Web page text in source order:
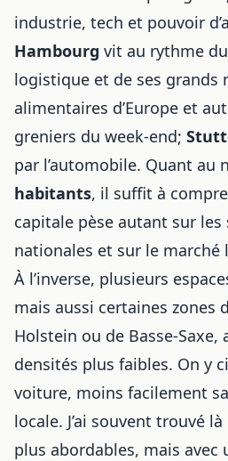
industrie, tech et pouvoir
Hambourg vit au rythme
logistique et de ses grands
alimentaires d’Europe et
greniers du week-end;
par l’automobile. Quant au
habitants, il suffit à
capitale pèse autant sur
nationales et sur le marché
À l’inverse, plusieurs
mais aussi certaines zones
Holstein ou de Basse-Saxe,
densités plus faibles. On y
voiture, moins facilement
locale. J’ai souvent trouvé
plus abordables, mais avec